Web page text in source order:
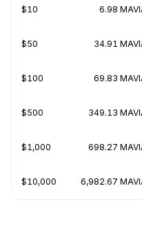
$10 6.98
$50 34.91
$100 69.83
$500 349.13
$1,000 698.27
$10,000 6,982.67